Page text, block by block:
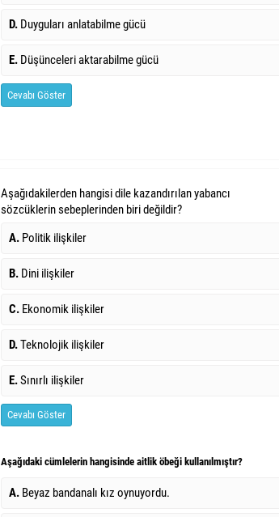
D. Duyguları anlatabilme gücü
E. Düşünceleri aktarabilme gücü
Cevabı Göster
Aşağıdakilerden hangisi dile kazandırılan yabancı
sözcüklerin sebeplerinden biri değildir?
A. Politik ilişkiler
B. Dini ilişkiler
C. Ekonomik ilişkiler
D.Teknolojik ilişkiler
E.Sınırlı ilişkiler
Cevabı Göster
Aşağıdaki cümlelerin hangisinde aitlik öbeği kullanılmıştır?
A. Beyaz bandanalı kız oynuyordu.